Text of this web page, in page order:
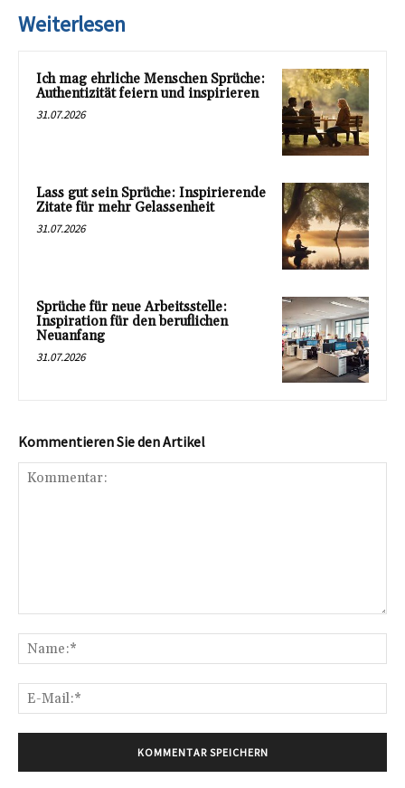
Weiterlesen
Ich mag ehrliche Menschen Sprüche:
Authentizität feiern und inspirieren
31.07.2026
Lass gut sein Sprüche: Inspirierende
Zitate für mehr Gelassenheit
31.07.2026
Sprüche für neue Arbeitsstelle:
Inspiration für den beruflichen
Neuanfang
31.07.2026
Kommentieren Sie den Artikel